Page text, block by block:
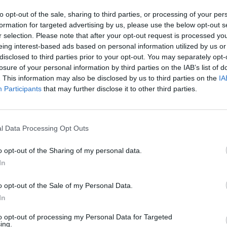
opt-out of the sale, sharing to third parties, or processing of your
for targeted advertising by us, please use the below opt-out
selection. Please note that after your opt-out request is processed
interest-based ads based on personal information utilized by us
to third parties prior to your opt-out. You may separately
of your personal information by third parties on the IAB’s list of
This information may also be disclosed by us to third parties on the
Participants that may further disclose it to other third parties.
Data Processing Opt Outs
opt-out of the Sharing of my personal data.
opt-out of the Sale of my Personal Data.
opt-out of processing my Personal Data for Targeted
buvo užfiksuoti koplyčioje Šv. Mortos
Vatikane, kurioje jis pirmadienį mirė,
netektis Mirtis tik Lrytas.TV
Žinios Orai
00:15:25
Ruošiantis naujiems mokslo metams –